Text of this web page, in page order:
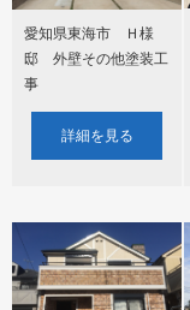
愛知県東海市 Ｈ様
邸 外壁その他塗装工
事
詳細を見る